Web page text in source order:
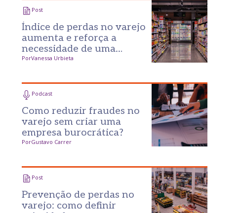
Post
Índice de perdas no varejo
aumenta e reforça a
necessidade de uma
prevenção mais inteligente
PorVanessa Urbieta
Podcast
Como reduzir fraudes no
varejo sem criar uma
empresa burocrática?
PorGustavo Carrer
Post
Prevenção de perdas no
varejo: como definir